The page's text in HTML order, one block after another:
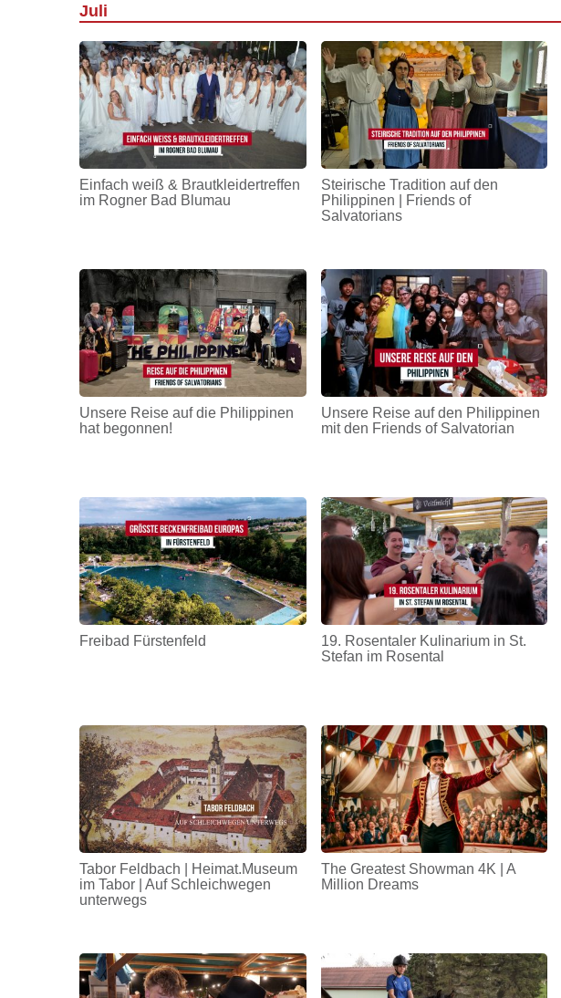
Juli
Einfach weiß & Brautkleidertreffen
im Rogner Bad Blumau
Steirische Tradition auf den
Philippinen | Friends of
Salvatorians
Unsere Reise auf die Philippinen
hat begonnen!
Unsere Reise auf den Philippinen
mit den Friends of Salvatorian
Freibad Fürstenfeld
19. Rosentaler Kulinarium in St.
Stefan im Rosental
Tabor Feldbach | Heimat.Museum
im Tabor | Auf Schleichwegen
unterwegs
The Greatest Showman 4K | A
Million Dreams